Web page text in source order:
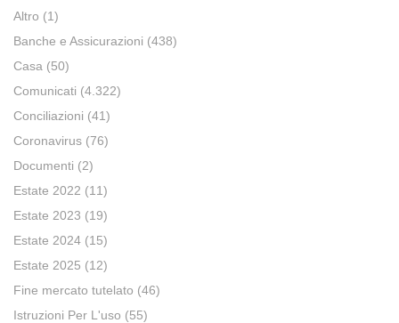
Altro (1)
Banche e Assicurazioni (438)
Casa (50)
Comunicati (4.322)
Conciliazioni (41)
Coronavirus (76)
Documenti (2)
Estate 2022 (11)
Estate 2023 (19)
Estate 2024 (15)
Estate 2025 (12)
Fine mercato tutelato (46)
Istruzioni Per L'uso (55)